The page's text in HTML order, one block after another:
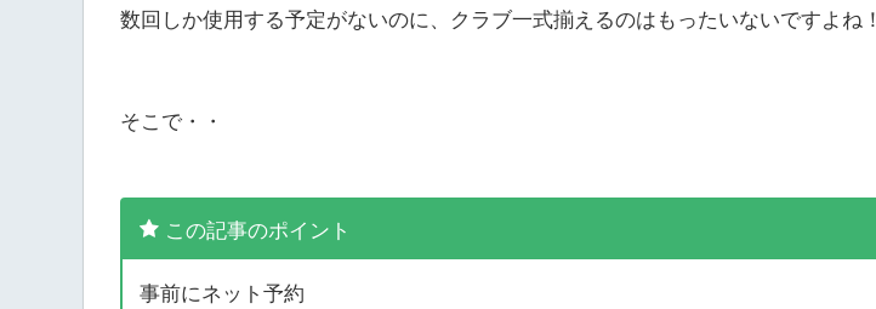
数回しか使用する予定がないのに、クラブ一式揃えるのはもったいないですよね！
そこで・・
この記事のポイント
事前にネット予約